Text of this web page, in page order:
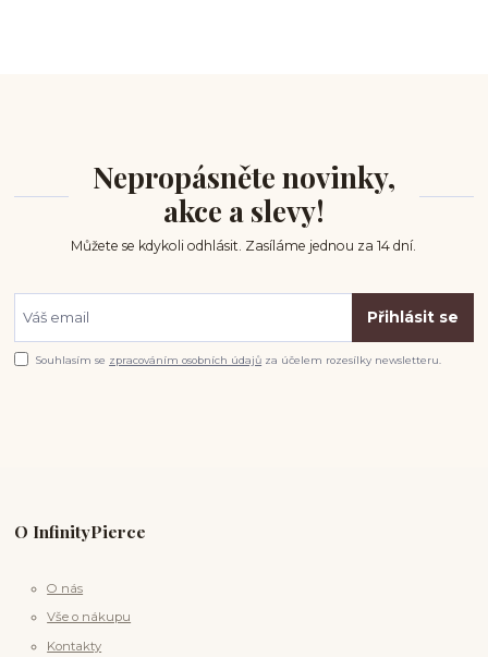
Nepropásněte novinky,
akce a slevy!
Můžete se kdykoli odhlásit. Zasíláme jednou za 14 dní.
Přihlásit se
Souhlasím se zpracováním osobních údajů za účelem rozesílky newsletteru.
O InfinityPierce
O nás
Vše o nákupu
Kontakty